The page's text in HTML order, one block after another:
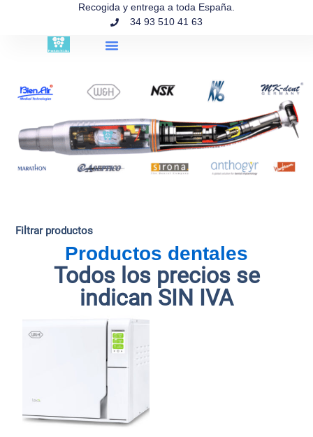
Recogida y entrega a toda España.
34 93 510 41 63
Filtrar productos
Productos dentales
Todos los precios se
indican SIN IVA